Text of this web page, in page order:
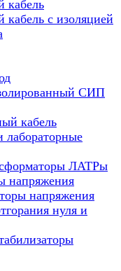
кабель
с изоляцией
СИП
кабель
лабораторные
ЛАТРы
напряжения
напряжения
нуля и